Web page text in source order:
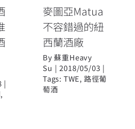
|
,
麥圖亞Matua
不容錯過的紐
西蘭酒廠
By蘇重Heavy
Su | 2018/05/03 |
Tags: TWE, 路徑葡
萄酒